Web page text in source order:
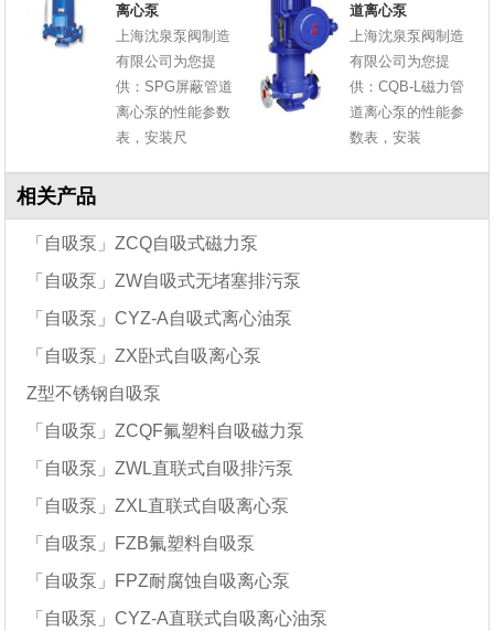
离心泵
上海沈泉泵阀制造
有限公司为您提
供：SPG屏蔽管道
离心泵的性能参数
表，安装尺
道离心泵
上海沈泉泵阀制造
有限公司为您提
供：CQB-L磁力管
道离心泵的性能参
数表，安装
相关产品
「自吸泵」ZCQ自吸式磁力泵
「自吸泵」ZW自吸式无堵塞排污泵
「自吸泵」CYZ-A自吸式离心油泵
「自吸泵」ZX卧式自吸离心泵
Z型不锈钢自吸泵
「自吸泵」ZCQF氟塑料自吸磁力泵
「自吸泵」ZWL直联式自吸排污泵
「自吸泵」ZXL直联式自吸离心泵
「自吸泵」FZB氟塑料自吸泵
「自吸泵」FPZ耐腐蚀自吸离心泵
「自吸泵」CYZ-A直联式自吸离心油泵